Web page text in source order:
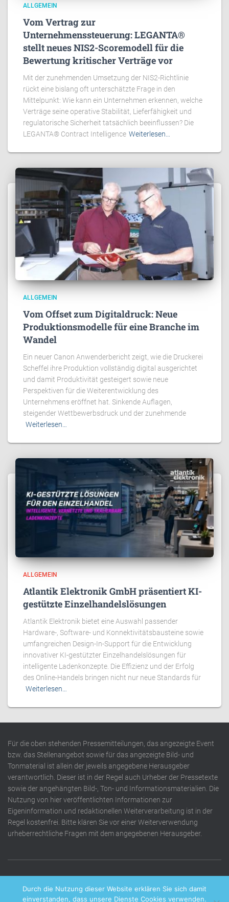
ALLGEMEIN
Vom Vertrag zur
Unternehmenssteuerung: LEGANTA®
stellt neues NIS2-Scoremodell für die
Bewertung kritischer Verträge vor
Mit der zunehmenden Umsetzung der NIS2-Richtlinie
rückt eine bislang oft unterschätzte Frage in den
Mittelpunkt: Wie kann ein Unternehmen erkennen, welche
Verträge seine operative Stabilität, Lieferfähigkeit und
regulatorische Sicherheit tatsächlich beeinflussen? Die
LEGANTA® Contract Intelligence Weiterlesen…
ALLGEMEIN
Vom Offset zum Digitaldruck: Neue
Produktionsmodelle für eine Branche im
Wandel
Ein neuer Canon Anwenderbericht zeigt, wie die Druckerei
Scheffel ihre Produktion vollständig digital ausgerichtet
und damit Produktivität gesteigert sowie neue
Perspektiven für die Weiterentwicklung des
Unternehmens eröffnet hat. Sinkende Auflagen,
steigender Wettbewerbsdruck und der zunehmende
Weiterlesen…
ALLGEMEIN
Atlantik Elektronik GmbH präsentiert KI-
gestützte Einzelhandelslösungen
Atlantik Elektronik bietet eine Auswahl passender
Hardware-, Software- und Konnektivitätsbausteine sowie
umfangreichen Design-In-Support für die Entwicklung
innovativer KI-gestützter Einzelhandelslösungen für
intelligente Ladenkonzepte. Die Effizienz und der Erfolg
des Online-Handels bringen nicht nur neue Standards für
Weiterlesen…
Für die oben stehenden Pressemitteilungen, das angezeigte Event
bzw. das Stellenangebot sowie für das angezeigte Bild- und
Tonmaterial ist allein der jeweils angegebene Herausgeber
verantwortlich. Dieser ist in der Regel auch Urheber der Pressetexte
sowie der angehängten Bild-, Ton- und Informationsmaterialien. Die
Nutzung von hier veröffentlichten Informationen zur
Eigeninformation und redaktionellen Weiterverarbeitung ist in der
Regel kostenfrei. Bitte klären Sie vor einer Weiterverwendung
urheberrechtliche Fragen mit dem angegebenen Herausgeber.
Durch die Nutzung dieser Website erklären Sie sich damit
einverstanden, dass unsere Dienste Cookies verwenden.